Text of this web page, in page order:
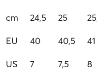
cm 24,5 25
EU 40 40,5 41
US 7 7,5 8